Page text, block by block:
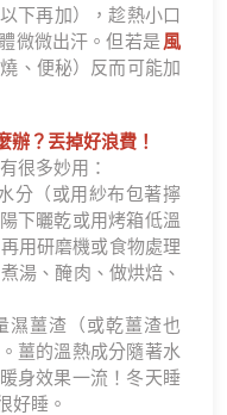
下再加），趁熱小口
微微出汗。但若是 風
、便秘）反而可能加
辦？丟掉好浪費！
很多妙用：
分（或用紗布包著擰
下曬乾或用烤箱低溫
用研磨機或食物處理
煮湯、醃肉、做烘焙、
濕薑渣（或乾薑渣也
薑的溫熱成分隨著水
身效果一流！冬天睡
好睡。